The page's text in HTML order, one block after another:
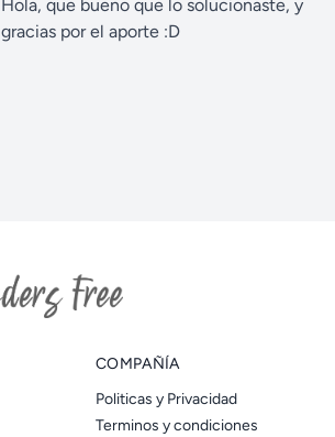
Hola, que bueno que lo solucionaste, y
gracias por el aporte :D
COMPAÑÍA
Politicas y Privacidad
Terminos y condiciones